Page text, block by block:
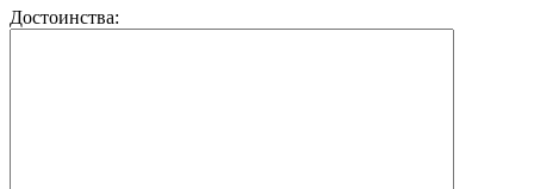
Достоинства: